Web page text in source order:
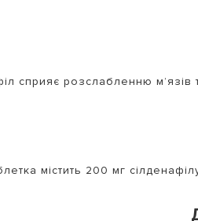
сприяє розслабленню м’язів
містить 200 мг